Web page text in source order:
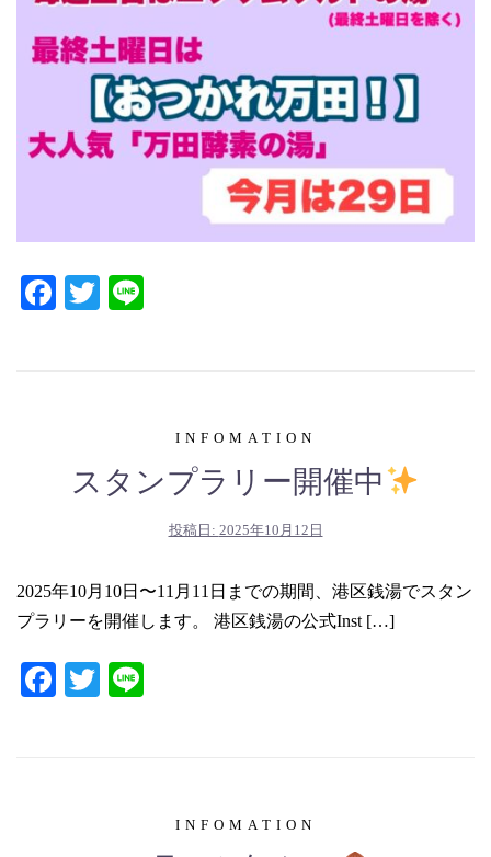
Facebook
Twitter
INFOMATION
スタンプラリー開催中
投稿日: 2025年10月12日
2025年10月10日〜11月11日までの期間、港区銭湯でスタン
プラリーを開催します。 港区銭湯の公式Inst […]
Facebook
Twitter
INFOMATION